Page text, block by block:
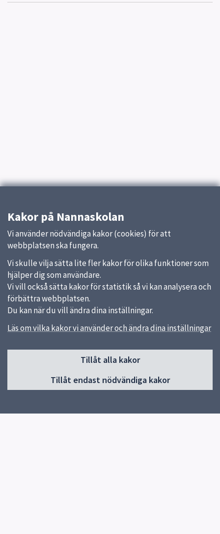
Kakor på Nannaskolan
Vi använder nödvändiga kakor (cookies) för att
webbplatsen ska fungera.
Vi skulle vilja sätta lite fler kakor för olika funktioner som
hjälper dig som användare.
Vi vill också sätta kakor för statistik så vi kan analysera och
förbättra webbplatsen.
Du kan när du vill ändra dina inställningar.
Läs om vilka kakor vi använder och ändra dina inställningar
Tillåt alla kakor
Tillåt endast nödvändiga kakor